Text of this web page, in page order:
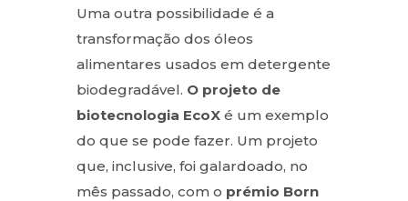
Uma outra possibilidade é a
transformação dos óleos
alimentares usados em detergente
biodegradável. O projeto de
biotecnologia EcoX é um exemplo
do que se pode fazer. Um projeto
que, inclusive, foi galardoado, no
mês passado, com o prémio Born